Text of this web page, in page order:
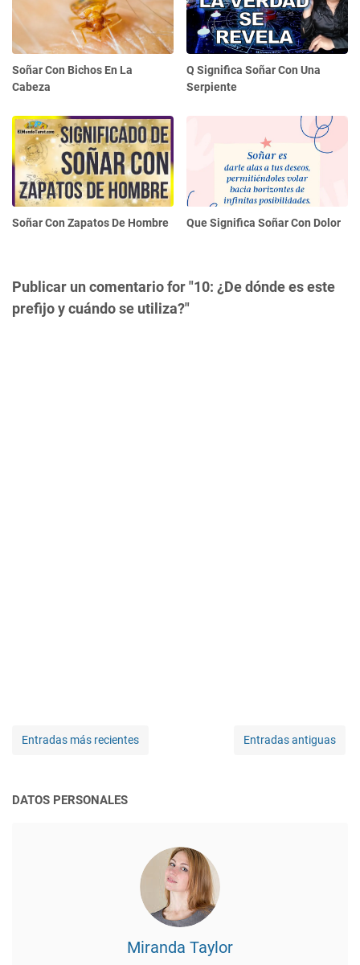
Soñar Con Bichos En La
Cabeza
Q Significa Soñar Con Una
Serpiente
Soñar Con Zapatos De Hombre Que Significa Soñar Con Dolor
Publicar un comentario for "10: ¿De dónde es este
prefijo y cuándo se utiliza?"
Entradas más recientes Entradas antiguas
DATOS PERSONALES
Miranda Taylor